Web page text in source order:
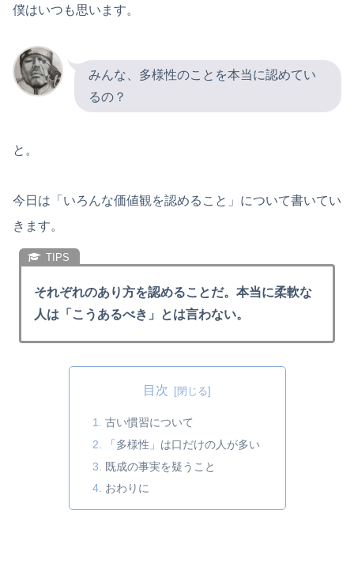
僕はいつも思います。
みんな、多様性のことを本当に認めてい
るの？
と。
今日は「いろんな価値観を認めること」について書いてい
きます。
それぞれのあり方を認めることだ。本当に柔軟な
人は「こうあるべき」とは言わない。
目次
古い慣習について
「多様性」は口だけの人が多い
既成の事実を疑うこと
おわりに